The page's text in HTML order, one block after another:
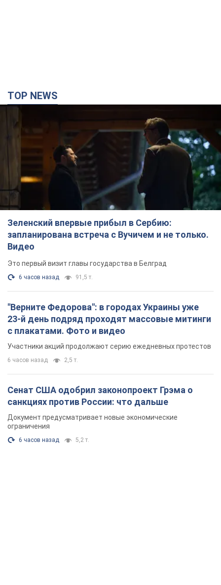
TOP NEWS
Зеленский впервые прибыл в Сербию:
запланирована встреча с Вучичем и не только.
Видео
Это первый визит главы государства в Белград
6 часов назад 91,5 т.
"Верните Федорова": в городах Украины уже
23-й день подряд проходят массовые митинги
с плакатами. Фото и видео
Участники акций продолжают серию ежедневных протестов
6 часов назад 2,5 т.
Сенат США одобрил законопроект Грэма о
санкциях против России: что дальше
Документ предусматривает новые экономические
ограничения
6 часов назад 5,2 т.